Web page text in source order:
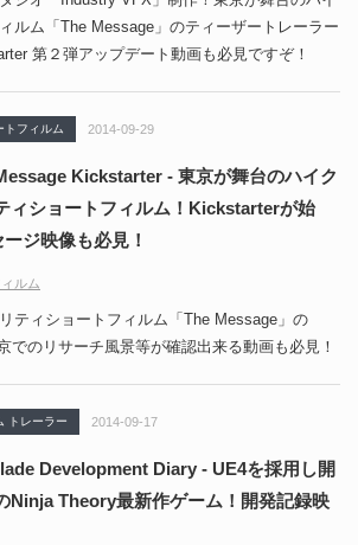
ルム「The Message」のティーザートレーラー
第２弾アップデート動画も必見ですぞ！
トフィルム 2014-09-29
Kickstarter - 東京が舞台のハイク
ィショートフィルム！Kickstarterが始
ジ映像も必見！
ルム
ティショートフィルム「The Message」の
でのリサーチ風景等が確認出来る動画も必見！
トレーラー 2014-09-17
Development Diary - UE4を採用し開
Ninja Theory最新作ゲーム！開発記録映